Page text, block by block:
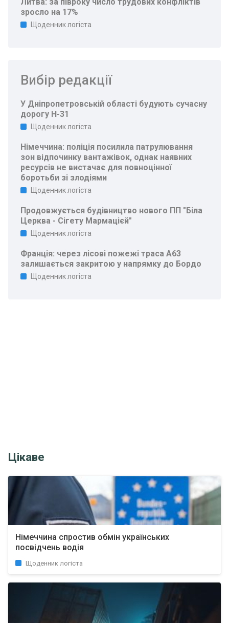
зросло на 17%
Щоденник логіста
Вибір редакції
У Дніпропетровській області будують сучасну
дорогу Н-31
Щоденник логіста
Німеччина: поліція посилила патрулювання
зон відпочинку вантажівок, однак наявних
ресурсів не вистачає для повноцінної
боротьби зі злодіями
Щоденник логіста
Продовжується будівництво нового ПП "Біла
Церква - Сігету Мармацієй"
Щоденник логіста
Франція: через лісові пожежі траса A63
залишається закритою у напрямку до Бордо
Щоденник логіста
Цікаве
Німеччина спростив обмін українських
посвідчень водія
Щоденник логіста